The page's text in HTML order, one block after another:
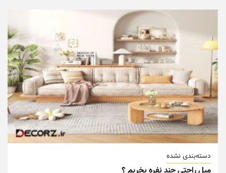
دسته‌بندی نشده